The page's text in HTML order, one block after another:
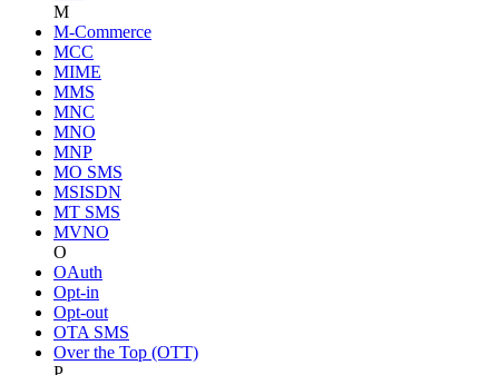
M
M-Commerce
MCC
MIME
MMS
MNC
MNO
MNP
MO SMS
MSISDN
MT SMS
MVNO
O
OAuth
Opt-in
Opt-out
OTA SMS
Over the Top (OTT)